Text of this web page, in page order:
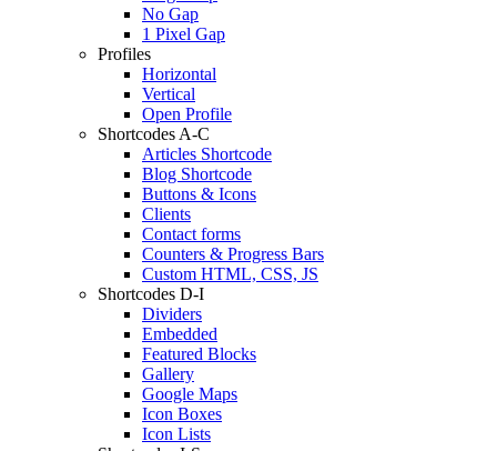
No Gap
1 Pixel Gap
Profiles
Horizontal
Vertical
Open Profile
Shortcodes A-C
Articles Shortcode
Blog Shortcode
Buttons & Icons
Clients
Contact forms
Counters & Progress Bars
Custom HTML, CSS, JS
Shortcodes D-I
Dividers
Embedded
Featured Blocks
Gallery
Google Maps
Icon Boxes
Icon Lists